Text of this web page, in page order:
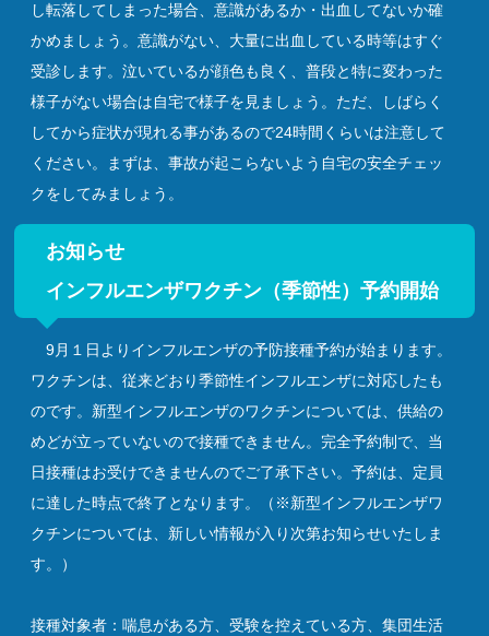
し転落してしまった場合、意識があるか・出血してないか確
かめましょう。意識がない、大量に出血している時等はすぐ
受診します。泣いているが顔色も良く、普段と特に変わった
様子がない場合は自宅で様子を見ましょう。ただ、しばらく
してから症状が現れる事があるので24時間くらいは注意して
ください。まずは、事故が起こらないよう自宅の安全チェッ
クをしてみましょう。
お知らせ
インフルエンザワクチン（季節性）予約開始
9月１日よりインフルエンザの予防接種予約が始まります。
ワクチンは、従来どおり季節性インフルエンザに対応したも
のです。新型インフルエンザのワクチンについては、供給の
めどが立っていないので接種できません。完全予約制で、当
日接種はお受けできませんのでご了承下さい。予約は、定員
に達した時点で終了となります。（※新型インフルエンザワ
クチンについては、新しい情報が入り次第お知らせいたしま
す。）
接種対象者：喘息がある方、受験を控えている方、集団生活